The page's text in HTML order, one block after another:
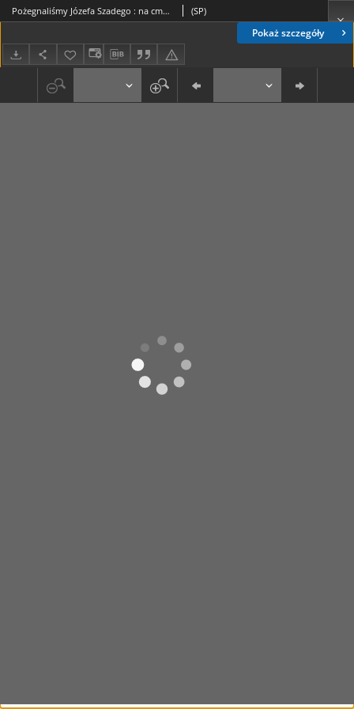
Pokaż szczegóły
Pożegnaliśmy Józefa Szadego : na cmentarzu w Batowicach (SP)